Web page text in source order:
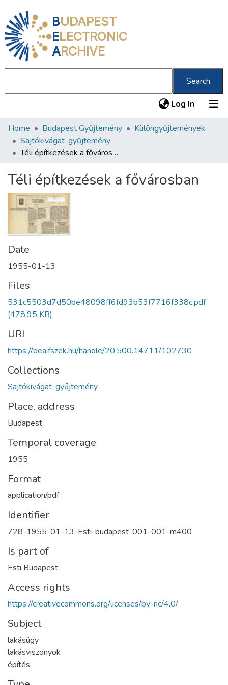
BUDAPEST
ELECTRONIC
ARCHIVE
Search
Log In (current)
Communities & Collections
All of DSpace
About us
Home Budapest Gyűjtemény
Különgyűjtemények
Sajtókivágat-gyűjtemény
Téli építkezések a fővárosban
Téli építkezések a fővárosban
Date
1955-01-13
Files
531c5503d7d50be48098ff6fd93b53f7716f338c.pdf
(478.95 KB)
URI
https://bea.fszek.hu/handle/20.500.14711/102730
Collections
Sajtókivágat-gyűjtemény
Place, address
Budapest
Temporal coverage
1955
Format
application/pdf
Identifier
728-1955-01-13-Esti-budapest-001-001-m400
Is part of
Esti Budapest
Access rights
https://creativecommons.org/licenses/by-nc/4.0/
Subject
lakásügy
lakásviszonyok
építés